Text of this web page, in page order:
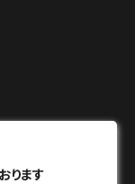
ります